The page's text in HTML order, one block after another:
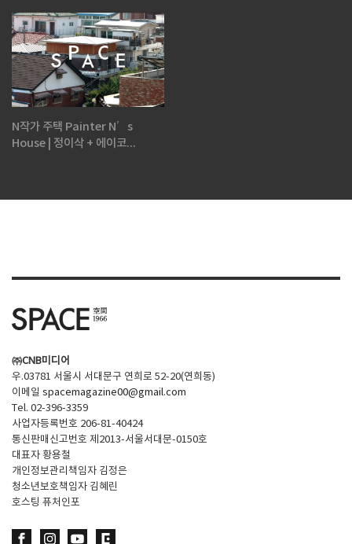
N작가 주택 Painter N’s
House | 정이삭 + 에이코...
㈜CNB미디어
우.03781 서울시 서대문구 연희로 52-20(연희동)
이메일 spacemagazine00@gmail.com
Tel. 02-396-3359
사업자등록번호 206-81-40424
통신판매신고번호 제2013-서울서대문-0150호
대표자 황용철
개인정보관리책임자 김정은
청소년보호책임자 김혜린
호스팅 퓨처인포